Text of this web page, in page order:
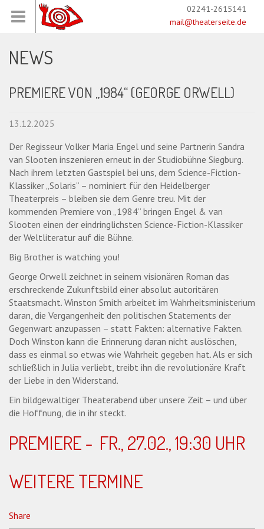
02241-2615141
mail@theaterseite.de
NEWS
PREMIERE VON „1984“ (GEORGE ORWELL)
13.12.2025
Der Regisseur Volker Maria Engel und seine Partnerin Sandra
van Slooten inszenieren erneut in der Studiobühne Siegburg.
Nach ihrem letzten Gastspiel bei uns, dem Science-Fiction-
Klassiker „Solaris“ – nominiert für den Heidelberger
Theaterpreis – bleiben sie dem Genre treu. Mit der
kommenden Premiere von „1984“ bringen Engel & van
Slooten einen der eindringlichsten Science-Fiction-Klassiker
der Weltliteratur auf die Bühne.
Big Brother is watching you!
George Orwell zeichnet in seinem visionären Roman das
erschreckende Zukunftsbild einer absolut autoritären
Staatsmacht. Winston Smith arbeitet im Wahrheitsministerium
daran, die Vergangenheit den politischen Statements der
Gegenwart anzupassen – statt Fakten: alternative Fakten.
Doch Winston kann die Erinnerung daran nicht auslöschen,
dass es einmal so etwas wie Wahrheit gegeben hat. Als er sich
schließlich in Julia verliebt, treibt ihn die revolutionäre Kraft
der Liebe in den Widerstand.
Ein bildgewaltiger Theaterabend über unsere Zeit – und über
die Hoffnung, die in ihr steckt.
PREMIERE - FR., 27.02., 19:30 UHR
WEITERE TERMINE
Share